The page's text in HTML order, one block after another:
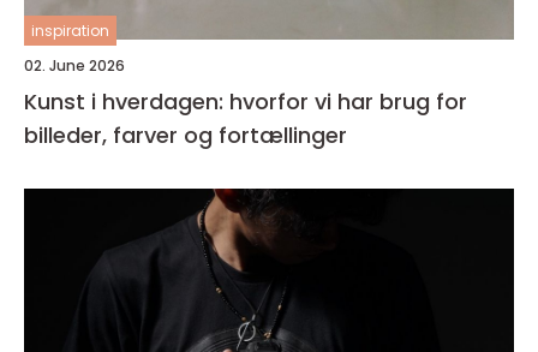
inspiration
02. June 2026
Kunst i hverdagen: hvorfor vi har brug for
billeder, farver og fortællinger